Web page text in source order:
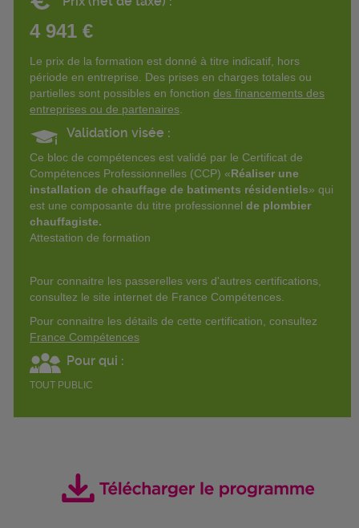
4 941 €
Le prix de la formation est donné à titre indicatif, hors
période en entreprise. Des prises en charges totales ou
partielles sont possibles en fonction des financements des
entreprises ou de partenaires
Validation visée :
Ce bloc de compétences est validé par le Certificat de
Compétences Professionnelles (CCP) «Réaliser une
installation de chauffage de batiments résidentiels» qui
est une composante du titre professionnel de plombier
chauffagiste.
Attestation de formation
Pour connaitre les passerelles vers d'autres certifications,
consultez le site internet de France Compétences.
Pour connaitre les détails de cette certification, consultez
France Compétences
Pour qui :
TOUT PUBLIC